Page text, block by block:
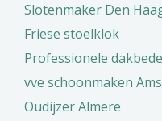
Slotenmaker Den
Friese stoelklok
Professionele
vve schoonmaken
Oudijzer Almere